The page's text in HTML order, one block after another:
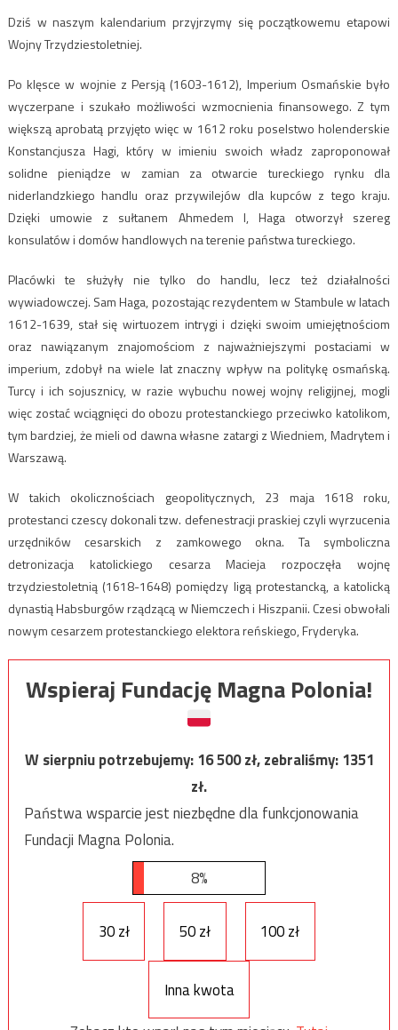
Dziś w naszym kalendarium przyjrzymy się początkowemu etapowi
Wojny Trzydziestoletniej.
Po klęsce w wojnie z Persją (1603-1612), Imperium Osmańskie było
wyczerpane i szukało możliwości wzmocnienia finansowego. Z tym
większą aprobatą przyjęto więc w 1612 roku poselstwo holenderskie
Konstancjusza Hagi, który w imieniu swoich władz zaproponował
solidne pieniądze w zamian za otwarcie tureckiego rynku dla
niderlandzkiego handlu oraz przywilejów dla kupców z tego kraju.
Dzięki umowie z sułtanem Ahmedem I, Haga otworzył szereg
konsulatów i domów handlowych na terenie państwa tureckiego.
Placówki te służyły nie tylko do handlu, lecz też działalności
wywiadowczej. Sam Haga, pozostając rezydentem w Stambule w latach
1612-1639, stał się wirtuozem intrygi i dzięki swoim umiejętnościom
oraz nawiązanym znajomościom z najważniejszymi postaciami w
imperium, zdobył na wiele lat znaczny wpływ na politykę osmańską.
Turcy i ich sojusznicy, w razie wybuchu nowej wojny religijnej, mogli
więc zostać wciągnięci do obozu protestanckiego przeciwko katolikom,
tym bardziej, że mieli od dawna własne zatargi z Wiedniem, Madrytem i
Warszawą.
W takich okolicznościach geopolitycznych, 23 maja 1618 roku,
protestanci czescy dokonali tzw. defenestracji praskiej czyli wyrzucenia
urzędników cesarskich z zamkowego okna. Ta symboliczna
detronizacja katolickiego cesarza Macieja rozpoczęła wojnę
trzydziestoletnią (1618-1648) pomiędzy ligą protestancką, a katolicką
dynastią Habsburgów rządzącą w Niemczech i Hiszpanii. Czesi obwołali
nowym cesarzem protestanckiego elektora reńskiego, Fryderyka.
Wspieraj Fundację Magna Polonia!
W sierpniu potrzebujemy:16 500zł, zebraliśmy:1351
zł.
Państwa wsparcie jest niezbędne dla funkcjonowania
Fundacji Magna Polonia.
8%
30 zł 50 zł 100 zł
Inna kwota